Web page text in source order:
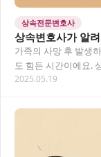
상속전문변호사
상속변호사가 알
가족의 사망 후 발생
도 힘든 시간이에요.
제까지 체계적으로
2025.05.19